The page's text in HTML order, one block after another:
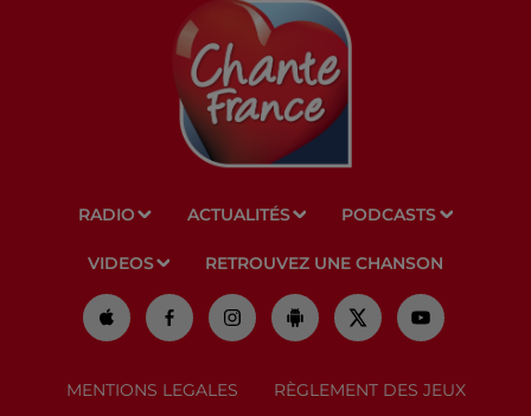
RADIO ACTUALITÉS PODCASTS
VIDEOS RETROUVEZ UNE CHANSON
MENTIONS LEGALES RÈGLEMENT DES JEUX